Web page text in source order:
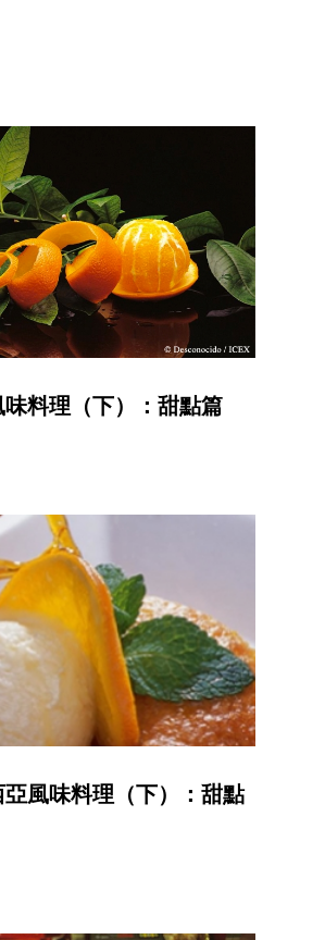
料理（下）：甜點篇
風味料理（下）：甜點